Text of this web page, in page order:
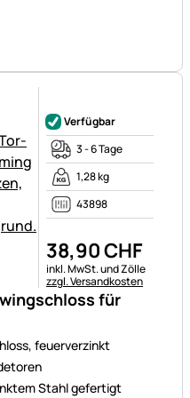
für
feuerverzinkt
Stahl gefertigt
Verfügbar
3 - 6 Tage
1,28 kg
43898
38,90CHF
Steuerhinweis:
inkl. MwSt. und Zölle
zzgl. Versandkosten